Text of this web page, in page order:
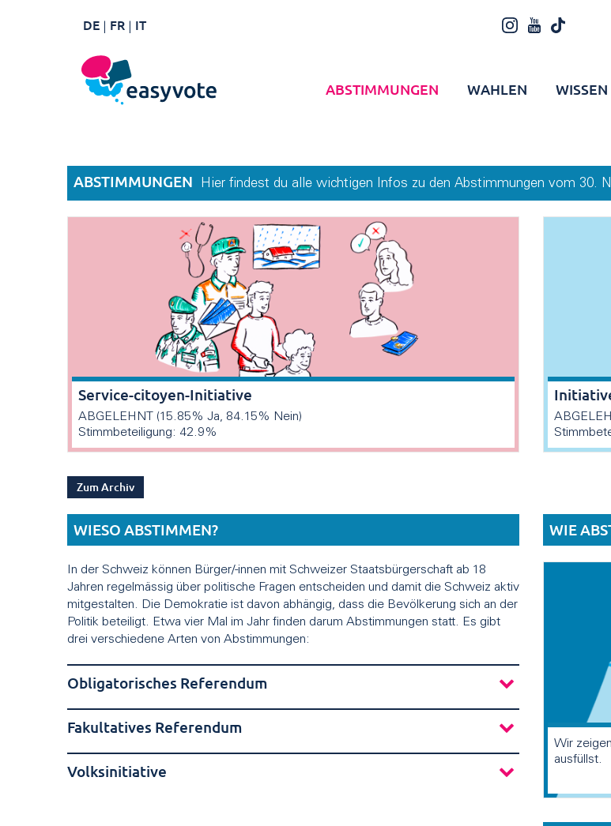
DE FR IT
ABSTIMMUNGEN WAHLEN WISSEN
ABSTIMMUNGEN Hier findest du alle wichtigen Infos zu den Abstimmungen vom 30.
Service-citoyen-Initiative
ABGELEHNT (15.85% Ja, 84.15% Nein)
Stimmbeteiligung: 42.9%
Zum Archiv
WIESO ABSTIMMEN?
In der Schweiz können Bürger/-innen mit Schweizer Staatsbürgerschaft ab 18
Jahren regelmässig über politische Fragen entscheiden und damit die Schweiz aktiv
mitgestalten. Die Demokratie ist davon abhängig, dass die Bevölkerung sich an der
Politik beteiligt. Etwa vier Mal im Jahr finden darum Abstimmungen statt. Es gibt
drei verschiedene Arten von Abstimmungen:
Obligatorisches Referendum
Fakultatives Referendum
Volksinitiative
WIE
Wir
ausfüllst.